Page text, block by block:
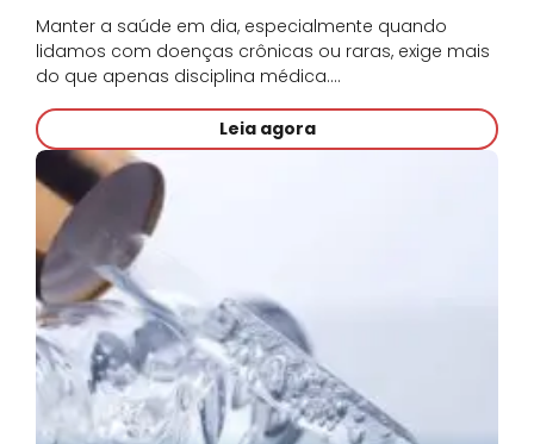
Manter a saúde em dia, especialmente quando
lidamos com doenças crônicas ou raras, exige mais
do que apenas disciplina médica.…
Leia agora